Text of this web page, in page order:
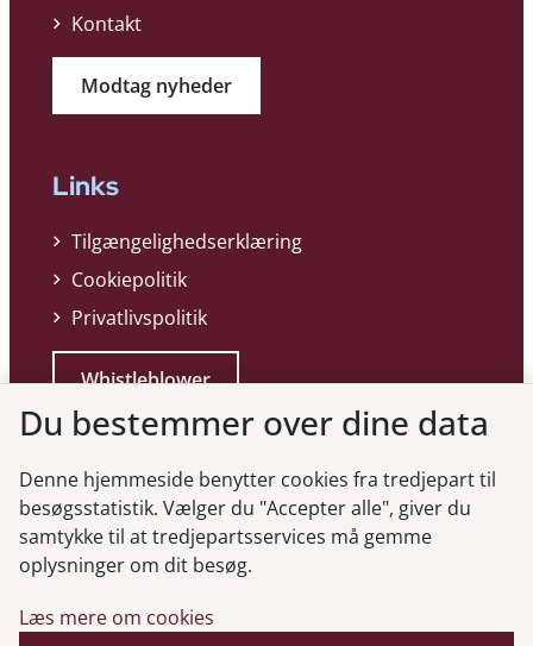
Kontakt
Modtag nyheder
Links
Tilgængelighedserklæring
Cookiepolitik
Privatlivspolitik
Whistleblower
Genveje
Gå til virksomhedsregisteret
Du bestemmer over dine data
Denne hjemmeside benytter cookies fra tredjepart til
besøgsstatistik. Vælger du "Accepter alle", giver du
samtykke til at tredjepartsservices må gemme
oplysninger om dit besøg.
Læs mere om cookies